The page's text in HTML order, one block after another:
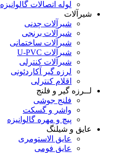
لوله اتصالات گالوانیزه
شیرآلات
شیرآلات چدنی
شیرآلات برنجی
شیرآلات ساختمانی
شیرآلات U-PVC
شیرآلات کنترلی
لرزه گیر آکاردئونی
اقلام کنترلی
لــرزه گیر و فلنج
فلنج جوشی
واشر و گسکت
پیچ و مهره گالوانیزه
عایق و شیلنگ
عایق الاستومری
عایق فومی